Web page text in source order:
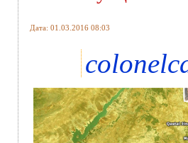
Дата: 01.03.2016 08:03